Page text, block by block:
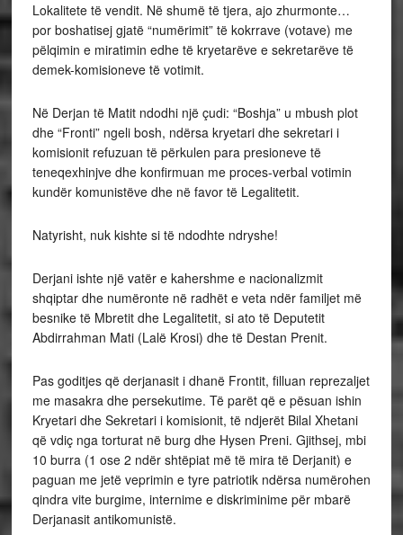
Lokalitete të vendit. Në shumë të tjera, ajo zhurmonte…
por boshatisej gjatë “numërimit” të kokrrave (votave) me
pëlqimin e miratimin edhe të kryetarëve e sekretarëve të
demek-komisioneve të votimit.
Në Derjan të Matit ndodhi një çudi: “Boshja” u mbush plot
dhe “Fronti” ngeli bosh, ndërsa kryetari dhe sekretari i
komisionit refuzuan të përkulen para presioneve të
teneqexhinjve dhe konfirmuan me proces-verbal votimin
kundër komunistëve dhe në favor të Legalitetit.
Natyrisht, nuk kishte si të ndodhte ndryshe!
Derjani ishte një vatër e kahershme e nacionalizmit
shqiptar dhe numëronte në radhët e veta ndër familjet më
besnike të Mbretit dhe Legalitetit, si ato të Deputetit
Abdirrahman Mati (Lalë Krosi) dhe të Destan Prenit.
Pas goditjes që derjanasit i dhanë Frontit, filluan reprezaljet
me masakra dhe persekutime. Të parët që e pësuan ishin
Kryetari dhe Sekretari i komisionit, të ndjerët Bilal Xhetani
që vdiç nga torturat në burg dhe Hysen Preni. Gjithsej, mbi
10 burra (1 ose 2 ndër shtëpiat më të mira të Derjanit) e
paguan me jetë veprimin e tyre patriotik ndërsa numërohen
qindra vite burgime, internime e diskriminime për mbarë
Derjanasit antikomunistë.